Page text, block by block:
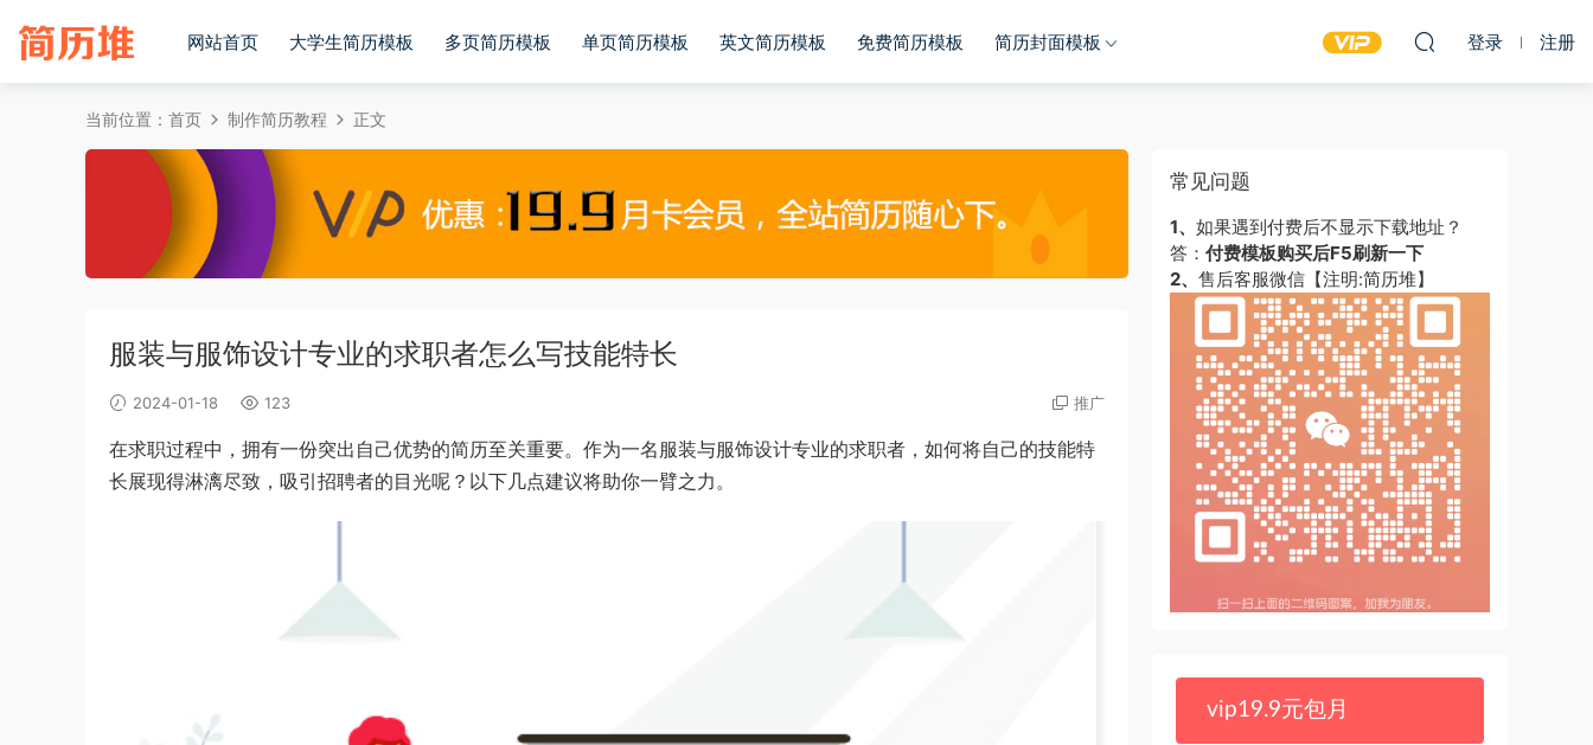
网站首页 大学生简历模板 多页简历模板 单页简历模板 英文简历模板 免费简历模板 简历封面模板 登录 注册
当前位置： 首页 制作简历教程 正文
服装与服饰设计专业的求职者怎么写技能特长
2024-01-18 123 推广
在求职过程中，拥有一份突出自己优势的简历至关重要。作为一名服装与服饰设计专业的求职者，如何将自己的技能特
长展现得淋漓尽致，吸引招聘者的目光呢？以下几点建议将助你一臂之力。
常见问题
1、 如果遇到付费后不显示下载地址？
答： 付费模板购买后F5刷新一下
2、 售后客服微信【注明:简历堆】
vip19.9元包月